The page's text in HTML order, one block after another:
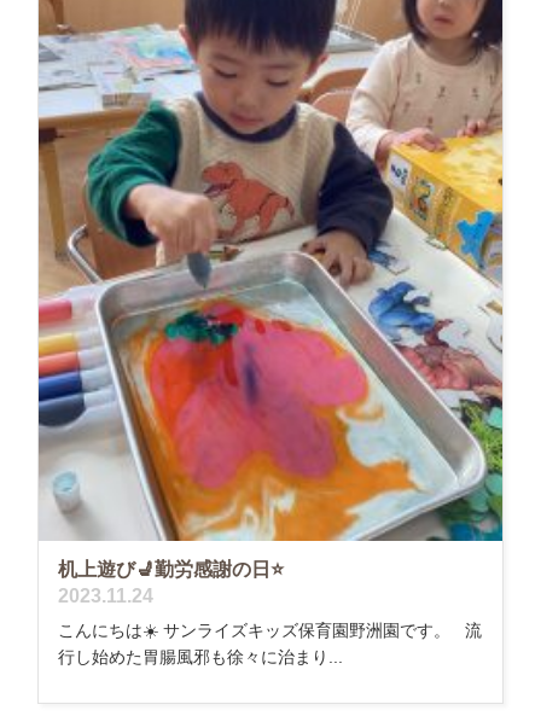
机上遊び💺勤労感謝の日⭐️
2023.11.24
こんにちは☀️ サンライズキッズ保育園野洲園です。 流
行し始めた胃腸風邪も徐々に治まり...